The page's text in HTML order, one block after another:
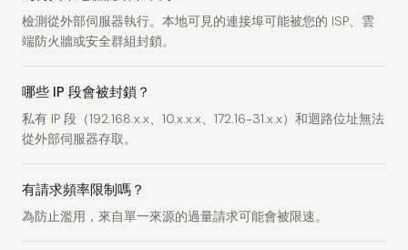
檢測從外部伺服器執行。本地可見的連接埠可能被您的 ISP、雲
端防火牆或安全群組封鎖。
哪些 IP 段會被封鎖？
私有 IP 段（192.168.x.x、10.x.x.x、172.16-31.x.x）和迴路位址無法
從外部伺服器存取。
有請求頻率限制嗎？
為防止濫用，來自單一來源的過量請求可能會被限速。